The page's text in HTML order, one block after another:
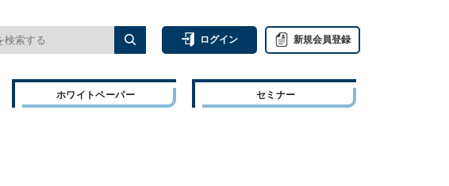
ログイン 新規会員登録
ホワイトペーパー セミナー